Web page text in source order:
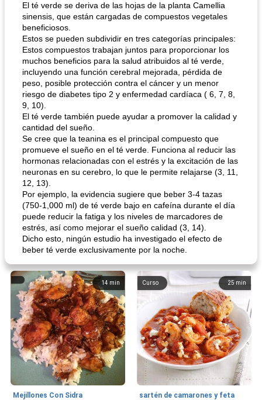
El té verde se deriva de las hojas de la planta Camellia
sinensis, que están cargadas de compuestos vegetales
beneficiosos.
Estos se pueden subdividir en tres categorías principales:
Estos compuestos trabajan juntos para proporcionar los
muchos beneficios para la salud atribuidos al té verde,
incluyendo una función cerebral mejorada, pérdida de
peso, posible protección contra el cáncer y un menor
riesgo de diabetes tipo 2 y enfermedad cardíaca ( 6, 7, 8,
9, 10).
El té verde también puede ayudar a promover la calidad y
cantidad del sueño.
Se cree que la teanina es el principal compuesto que
promueve el sueño en el té verde. Funciona al reducir las
hormonas relacionadas con el estrés y la excitación de las
neuronas en su cerebro, lo que le permite relajarse (3, 11,
12, 13).
Por ejemplo, la evidencia sugiere que beber 3-4 tazas
(750-1,000 ml) de té verde bajo en cafeína durante el día
puede reducir la fatiga y los niveles de marcadores de
estrés, así como mejorar el sueño calidad (3, 14).
Dicho esto, ningún estudio ha investigado el efecto de
beber té verde exclusivamente por la noche.
14 min
Mejillones Con Sidra
25 min
Curso
sartén de camarones y feta